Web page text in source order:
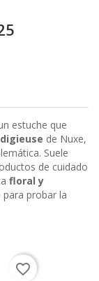
estuche que
de Nuxe,
Suele
de cuidado
floral y
probar la
favorite_border